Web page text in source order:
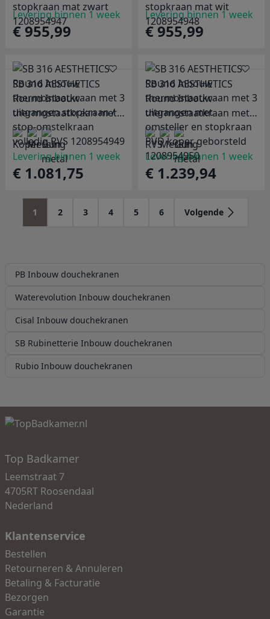
uitgangen / 2 x
stopkraan mat zwart
1208954947
Levering binnen 1 week
€ 955,99
uitgangen / 2 x
stopkraan mat wit
1208954948
Levering binnen 1 week
€ 955,99
SB 316 AESTHETICS
Round Inbouw
thermostaatkraan met 3
uitgangen stopkraan /
stop-omstelkraan
volledig RVS 1208954949
Levering binnen 1 week
€ 1.081,75
SB 316 AESTHETICS
Round Inbouw
thermostaatkraan met 3
uitgangen met
omsteller en stopkraan
PVD koper geborsteld
1208954950
Levering binnen 1 week
€ 1.239,94
1 2 3 4 5 6 Volgende
PB Inbouw douchekranen
Waterevolution Inbouw douchekranen
Cisal Inbouw douchekranen
SB Rubinetterie Inbouw douchekranen
Rubio Inbouw douchekranen
Top Badkamer
Leemstraat 7
4705RT Roosendaal
Nederland
Klantenservice
Bestellen
Retourneren & Annuleren
Betaling & Facturatie
Bezorgen
Garantie